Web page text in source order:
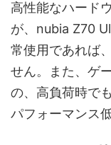
高性能なハード
が、nubia Z70
常使用であれば
せん。また、ゲ
の、高負荷時で
パフォーマンス